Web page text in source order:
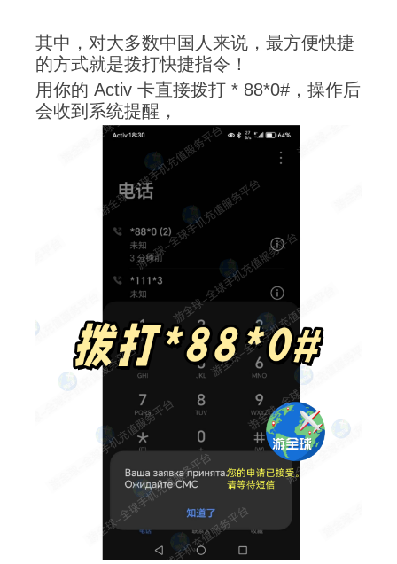
其中，对大多数中国人来说，最方便快捷
的方式就是拨打快捷指令！
用你的 Activ 卡直接拨打 * 88*0#，操作后
会收到系统提醒，